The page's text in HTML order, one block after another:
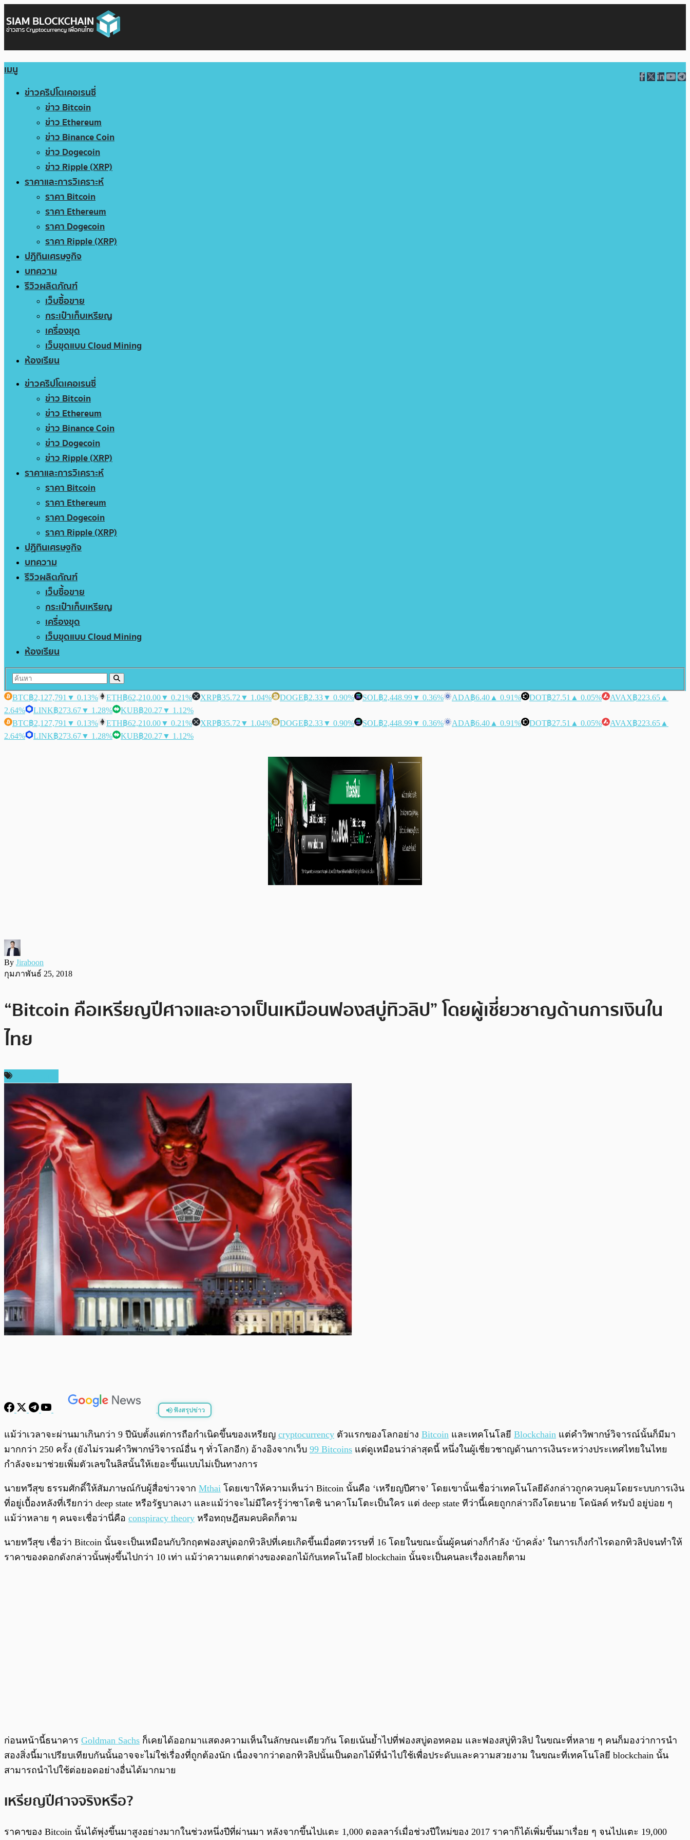
เมนู
ข่าวคริปโตเคอเรนซี่
ข่าว Bitcoin
ข่าว Ethereum
ข่าว Binance Coin
ข่าว Dogecoin
ข่าว Ripple (XRP)
ราคาและการวิเคราะห์
ราคา Bitcoin
ราคา Ethereum
ราคา Dogecoin
ราคา Ripple (XRP)
ปฏิทินเศรษฐกิจ
บทความ
รีวิวผลิตภัณฑ์
เว็บซื้อขาย
กระเป๋าเก็บเหรียญ
เครื่องขุด
เว็บขุดแบบ Cloud Mining
ห้องเรียน
ข่าวคริปโตเคอเรนซี่
ข่าว Bitcoin
ข่าว Ethereum
ข่าว Binance Coin
ข่าว Dogecoin
ข่าว Ripple (XRP)
ราคาและการวิเคราะห์
ราคา Bitcoin
ราคา Ethereum
ราคา Dogecoin
ราคา Ripple (XRP)
ปฏิทินเศรษฐกิจ
บทความ
รีวิวผลิตภัณฑ์
เว็บซื้อขาย
กระเป๋าเก็บเหรียญ
เครื่องขุด
เว็บขุดแบบ Cloud Mining
ห้องเรียน
BTC฿2,127,791 ▼ 0.13% ETH฿62,210.00▼ 0.21% XRP฿35.72 ▼ 1.04% DOGE฿2.33▼ 0.90% SOL฿2,448.99▼ 0.36% ADA฿6.40 ▲ 0.91% DOT฿27.51 ▲ 0.05% AVAX฿223.65 ▲
2.64%
LINK฿273.67▼ 1.28% KUB฿20.27▼ 1.12%
BTC฿2,127,791 ▼ 0.13% ETH฿62,210.00▼ 0.21% XRP฿35.72 ▼ 1.04% DOGE฿2.33▼ 0.90% SOL฿2,448.99▼ 0.36% ADA฿6.40 ▲ 0.91% DOT฿27.51 ▲ 0.05% AVAX฿223.65 ▲
2.64%
LINK฿273.67▼ 1.28% KUB฿20.27▼ 1.12%
By Jiraboon
กุมภาพันธ์ 25, 2018
“Bitcoin คือเหรียญปีศาจและอาจเป็นเหมือนฟองสบู่ทิวลิป” โดยผู้เชี่ยวชาญด้านการเงินใน
ไทย
ฟังสรุปข่าว
/0:00
แม้ว่าเวลาจะผ่านมาเกินกว่า 9 ปีนับตั้งแต่การถือกำเนิดขึ้นของเหรียญ cryptocurrency ตัวแรกของโลกอย่าง Bitcoin และเทคโนโลยี Blockchain แต่คำวิพากษ์วิจารณ์นั้นก็มีมา
มากกว่า 250 ครั้ง (ยังไม่รวมคำวิพากษ์วิจารณ์อื่น ๆ ทั่วโลกอีก) อ้างอิงจากเว็บ 99 Bitcoins แต่ดูเหมือนว่าล่าสุดนี้ หนึ่งในผู้เชี่ยวชาญด้านการเงินระหว่างประเทศไทยในไทย
กำลังจะมาช่วยเพิ่มตัวเลขในลิสนั้นให้เยอะขึ้นแบบไม่เป็นทางการ
นายทวีสุข ธรรมศักดิ์ให้สัมภาษณ์กับผู้สื่อข่าวจาก Mthai โดยเขาให้ความเห็นว่า Bitcoin นั้นคือ ‘เหรียญปีศาจ’ โดยเขานั้นเชื่อว่าเทคโนโลยีดังกล่าวถูกควบคุมโดยระบบการเงิน
ที่อยู่เบื้องหลังที่เรียกว่า deep state หรือรัฐบาลเงา และแม้ว่าจะไม่มีใครรู้ว่าซาโตชิ นาคาโมโตะเป็นใคร แต่ deep state ทีว่านี้เคยถูกกล่าวถึงโดยนาย โดนัลด์ ทรัมป์ อยู่บ่อย ๆ
แม้ว่าหลาย ๆ คนจะเชื่อว่านี่คือ conspiracy theory หรือทฤษฎีสมคบคิดก็ตาม
นายทวีสุข เชื่อว่า Bitcoin นั้นจะเป็นเหมือนกับวิกฤตฟองสบู่ดอกทิวลิปที่เคยเกิดขึ้นเมื่อศตวรรษที่ 16 โดยในขณะนั้นผู้คนต่างก็กำลัง ‘บ้าคลั่ง’ ในการเก็งกำไรดอกทิวลิปจนทำให้
ราคาของดอกดังกล่าวนั้นพุ่งขึ้นไปกว่า 10 เท่า แม้ว่าความแตกต่างของดอกไม้กับเทคโนโลยี blockchain นั้นจะเป็นคนละเรื่องเลยก็ตาม
ก่อนหน้านี้ธนาคาร Goldman Sachs ก็เคยได้ออกมาแสดงความเห็นในลักษณะเดียวกัน โดยเน้นย้ำไปที่ฟองสบู่ดอทคอม และฟองสบู่ทิวลิป ในขณะที่หลาย ๆ คนก็มองว่าการนำ
สองสิ่งนี้มาเปรียบเทียบกันนั้นอาจจะไม่ใช่เรื่องที่ถูกต้องนัก เนื่องจากว่าดอกทิวลิปนั้นเป็นดอกไม้ที่นำไปใช้เพื่อประดับและความสวยงาม ในขณะที่เทคโนโลยี blockchain นั้น
สามารถนำไปใช้ต่อยอดอย่างอื่นได้มากมาย
เหรียญปีศาจจริงหรือ?
ราคาของ Bitcoin นั้นได้พุ่งขึ้นมาสูงอย่างมากในช่วงหนึ่งปีที่ผ่านมา หลังจากขึ้นไปแตะ 1,000 ดอลลาร์เมื่อช่วงปีใหม่ของ 2017 ราคาก็ได้เพิ่มขึ้นมาเรื่อย ๆ จนไปแตะ 19,000